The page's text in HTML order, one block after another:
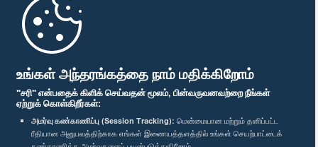
உங்கள் அந்தரங்கத்தை நாம் மதிக்கிறோம்
"சரி" என்பதைக் கிளிக் செய்வதன் மூலம், பின்வருவனவற்றை நீங்கள்
ஏற்றுக் கொள்கிறீர்கள்:
அமர்வு கண்காணிப்பு (Session Tracking): மென்மையான மற்றும் தனிப்பட்ட
ரீதியான அனுபவத்திற்காக எங்கள் இணையத்தளத்தில் உங்கள் செயற்பாட்டைக்
பாராளுமன்ற கையடக்க செயலி
எம்மை பின்தொடர்க :